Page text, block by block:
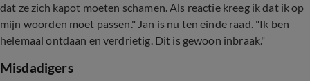
dat ze zich kapot moeten schamen. Als reactie kreeg ik dat ik op
mijn woorden moet passen." Jan is nu ten einde raad. "Ik ben
helemaal ontdaan en verdrietig. Dit is gewoon inbraak."
Misdadigers